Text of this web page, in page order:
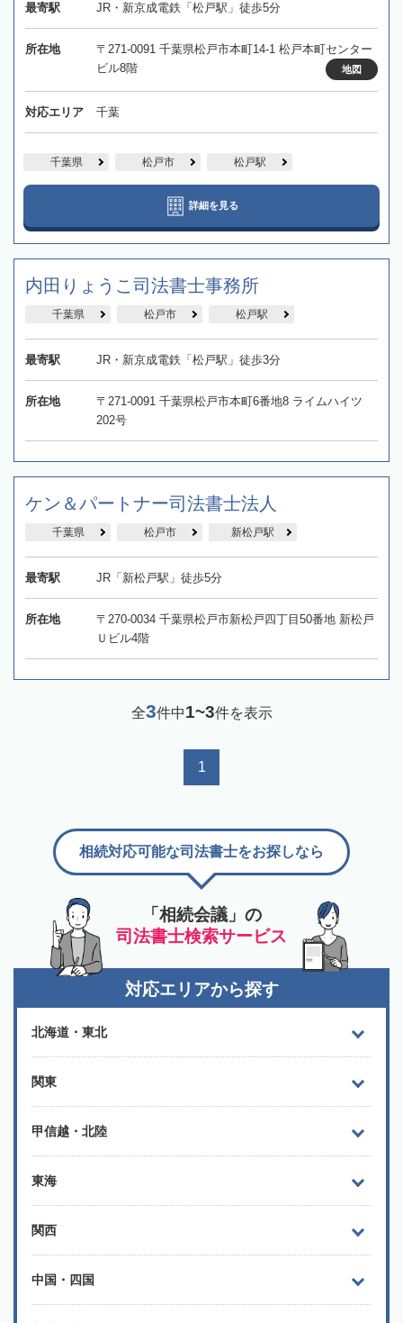
最寄駅 JR・新京成電鉄「松戸駅」徒歩5分
所在地
〒271-0091 千葉県松戸市本町14-1 松戸本町センター
ビル8階
地図
対応エリア 千葉
千葉県 松戸市 松戸駅
詳細を見る
内田りょうこ司法書士事務所
千葉県 松戸市 松戸駅
最寄駅 JR・新京成電鉄「松戸駅」徒歩3分
所在地
〒271-0091 千葉県松戸市本町6番地8 ライムハイツ
202号
ケン＆パートナー司法書士法人
千葉県 松戸市 新松戸駅
最寄駅 JR「新松戸駅」徒歩5分
所在地
〒270-0034 千葉県松戸市新松戸四丁目50番地 新松戸
Ｕビル4階
全3件中1~3件を表示
1
「相続会議」の
司法書士検索サービス
相続対応可能な司法書士をお探しなら
対応エリアから探す
北海道・東北
関東
甲信越・北陸
東海
関西
中国・四国